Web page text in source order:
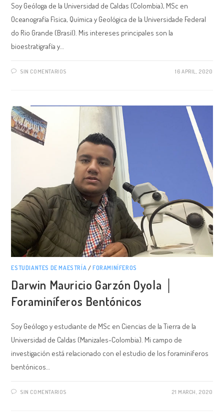
Soy Geóloga de la Universidad de Caldas (Colombia), MSc en
Oceanografía Física, Química y Geológica de la Universidade Federal
do Rio Grande (Brasil). Mis intereses principales son la
bioestratigrafía y…
SIN COMENTARIOS 16 APRIL, 2020
ESTUDIANTES DE MAESTRÍA /FORAMINÍFEROS
Darwin Mauricio Garzón Oyola │
Foraminíferos Bentónicos
Soy Geólogo y estudiante de MSc en Ciencias de la Tierra de la
Universidad de Caldas (Manizales-Colombia). Mi campo de
investigación está relacionado con el estudio de los foraminíferos
bentónicos…
SIN COMENTARIOS 21 MARCH, 2020